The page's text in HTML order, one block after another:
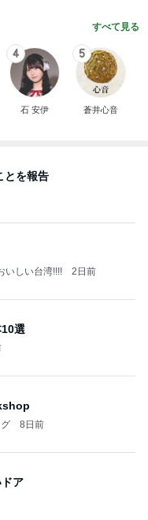
すべて見る
4
石 安伊
5
蒼井心音
とを報告
いしい台湾!!!! 2日前
選
8日前
ア